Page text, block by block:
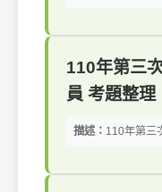
110年第三
員 考題整理
描述： 110年第三